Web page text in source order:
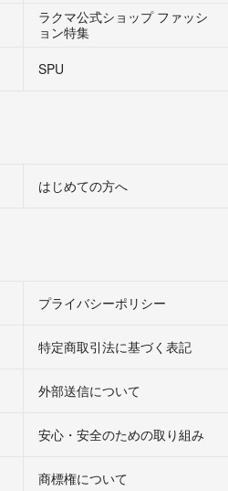
ラクマ公式ショップ ファッシ
ョン特集
SPU
はじめての方へ
プライバシーポリシー
特定商取引法に基づく表記
外部送信について
安心・安全のための取り組み
商標権について